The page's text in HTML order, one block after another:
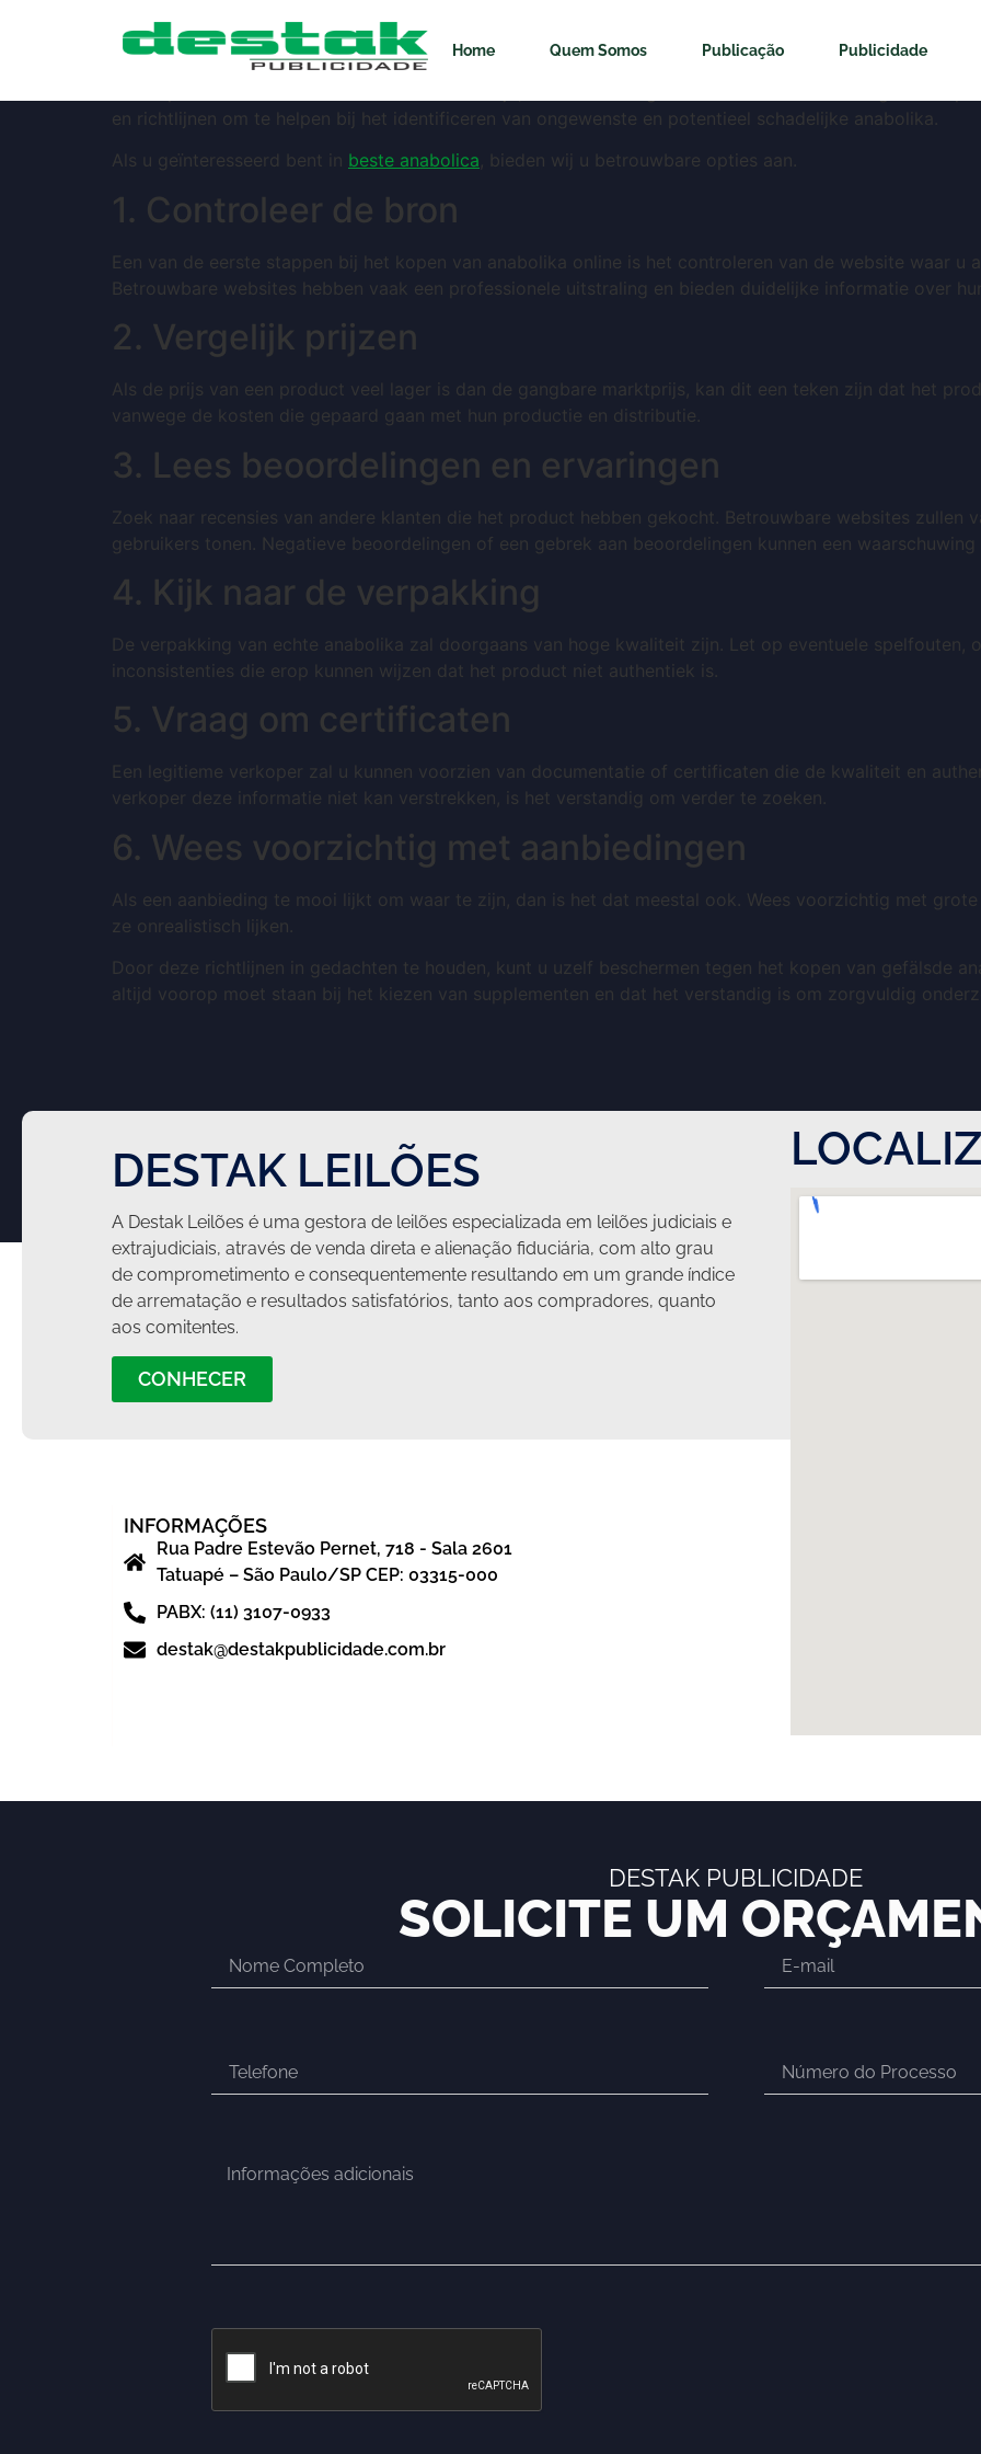
Home Quem Somos Publicação Publicidade
So erkennen Sie gefälschte Anabolika
en richtlijnen om te helpen bij het identificeren van ongewenste en potentieel schadelijke anabolika.
Als u geïnteresseerd bent in beste anabolica, bieden wij u betrouwbare opties aan.
1. Controleer de bron
Een van de eerste stappen bij het kopen van anabolika online is het controleren van de website waar u
Betrouwbare websites hebben vaak een professionele uitstraling en bieden duidelijke informatie over
2. Vergelijk prijzen
Als de prijs van een product veel lager is dan de gangbare marktprijs, kan dit een teken zijn dat het
vanwege de kosten die gepaard gaan met hun productie en distributie.
3. Lees beoordelingen en ervaringen
Zoek naar recensies van andere klanten die het product hebben gekocht. Betrouwbare websites zullen
gebruikers tonen. Negatieve beoordelingen of een gebrek aan beoordelingen kunnen een waarschuwing
4. Kijk naar de verpakking
De verpakking van echte anabolika zal doorgaans van hoge kwaliteit zijn. Let op eventuele spelfouten,
inconsistenties die erop kunnen wijzen dat het product niet authentiek is.
5. Vraag om certificaten
Een legitieme verkoper zal u kunnen voorzien van documentatie of certificaten die de kwaliteit en
verkoper deze informatie niet kan verstrekken, is het verstandig om verder te zoeken.
6. Wees voorzichtig met aanbiedingen
Als een aanbieding te mooi lijkt om waar te zijn, dan is het dat meestal ook. Wees voorzichtig met
ze onrealistisch lijken.
Door deze richtlijnen in gedachten te houden, kunt u uzelf beschermen tegen het kopen van gefälsde
altijd voorop moet staan bij het kiezen van supplementen en dat het verstandig is om zorgvuldig
DESTAK LEILÕES
A Destak Leilões é uma gestora de leilões especializada em leilões judiciais e
extrajudiciais, através de venda direta e alienação fiduciária, com alto grau
de comprometimento e consequentemente resultando em um grande índice
de arrematação e resultados satisfatórios, tanto aos compradores, quanto
aos comitentes.
CONHECER
INFORMAÇÕES
Rua Padre Estevão Pernet, 718 - Sala 2601
Tatuapé – São Paulo/SP CEP: 03315-000
PABX: (11) 3107-0933
destak@destakpublicidade.com.br
DESTAK PUBLICIDADE
SOLICITE UM